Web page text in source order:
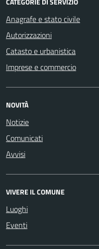
Anagrafe e stato civile
Autorizzazioni
Catasto e urbanistica
Imprese e commercio
NOVITÀ
Notizie
Comunicati
Avvisi
VIVERE IL COMUNE
Luoghi
Eventi